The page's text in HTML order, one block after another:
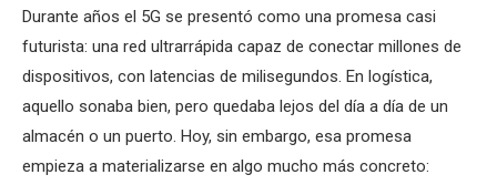
Durante años el 5G se presentó como una promesa casi
futurista: una red ultrarrápida capaz de conectar millones de
dispositivos, con latencias de milisegundos. En logística,
aquello sonaba bien, pero quedaba lejos del día a día de un
almacén o un puerto. Hoy, sin embargo, esa promesa
empieza a materializarse en algo mucho más concreto: